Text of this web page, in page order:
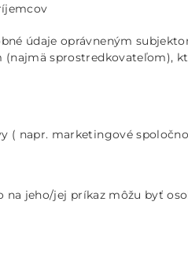
údaje oprávneným
sprostredkovateľom),
( napr. marketingové
na jeho/jej príkaz môžu byť